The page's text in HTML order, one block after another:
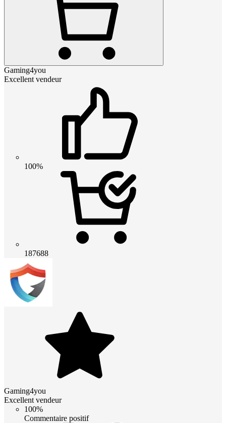
Gaming4you
Excellent vendeur
100%
187688
Gaming4you
Excellent vendeur
100%
Commentaire positif